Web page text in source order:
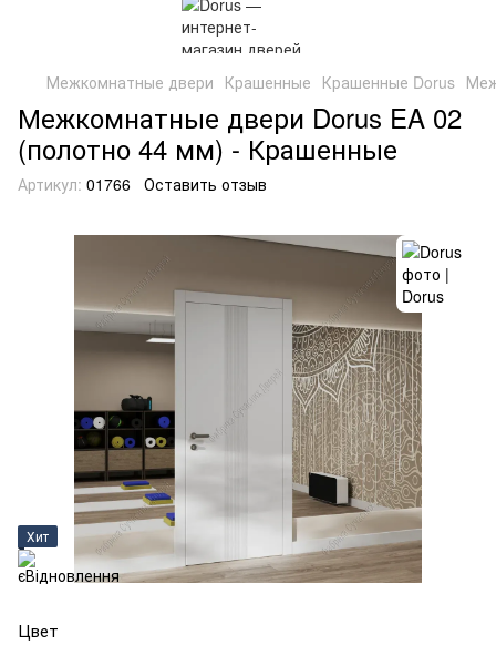
Межкомнатные двери Крашенные Крашенные Dorus
Межкомнатные двери Dorus EA 02
(полотно 44 мм) - Крашенные
Артикул: 01766 Оставить отзыв
Хит
Цвет